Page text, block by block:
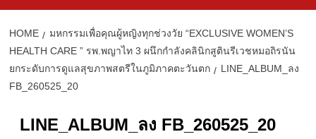
HOME
มหกรรมเพื่อคุณผู้หญิงทุกช่วงวัย “EXCLUSIVE WOMEN’S
HEALTH CARE ” รพ.พญาไท 3 ผนึกกำลังคลินิกสูตินรีเวชหมอถิรนัน
ยกระดับการดูแลสุขภาพสตรีในภูมิภาคตะวันตก
LINE_ALBUM_ลง
FB_260525_20
LINE_ALBUM_ลง FB_260525_20